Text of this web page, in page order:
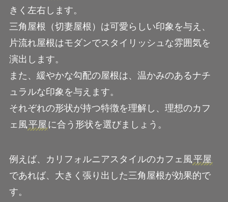
きく左右します。
三角屋根（切妻屋根）は可愛らしい印象を与え、
片流れ屋根はモダンでスタイリッシュな雰囲気を
演出します。
また、緩やかな勾配の屋根は、温かみのあるナチ
ュラルな印象を与えます。
それぞれの形状が持つ特徴を理解し、理想のカフ
ェ風平屋 に合う形状を選びましょう。
例えば、カリフォルニアスタイルのカフェ風平屋
であれば、大きく張り出した三角屋根が効果的で
す。